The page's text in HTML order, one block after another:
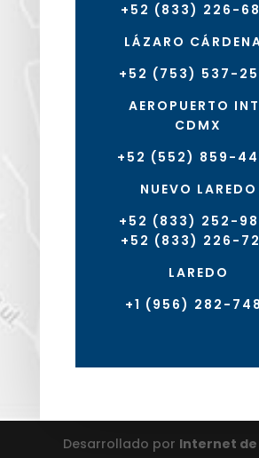
+52 (833) 226-
LÁZARO
+52 (753) 537-
AEROPUERTO
CDMX
+52 (552) 859-
NUEVO LAREDO
+52 (833) 252-
+52 (833) 226-
LAREDO
+1 (956) 282-
Desarrollado por Internet de